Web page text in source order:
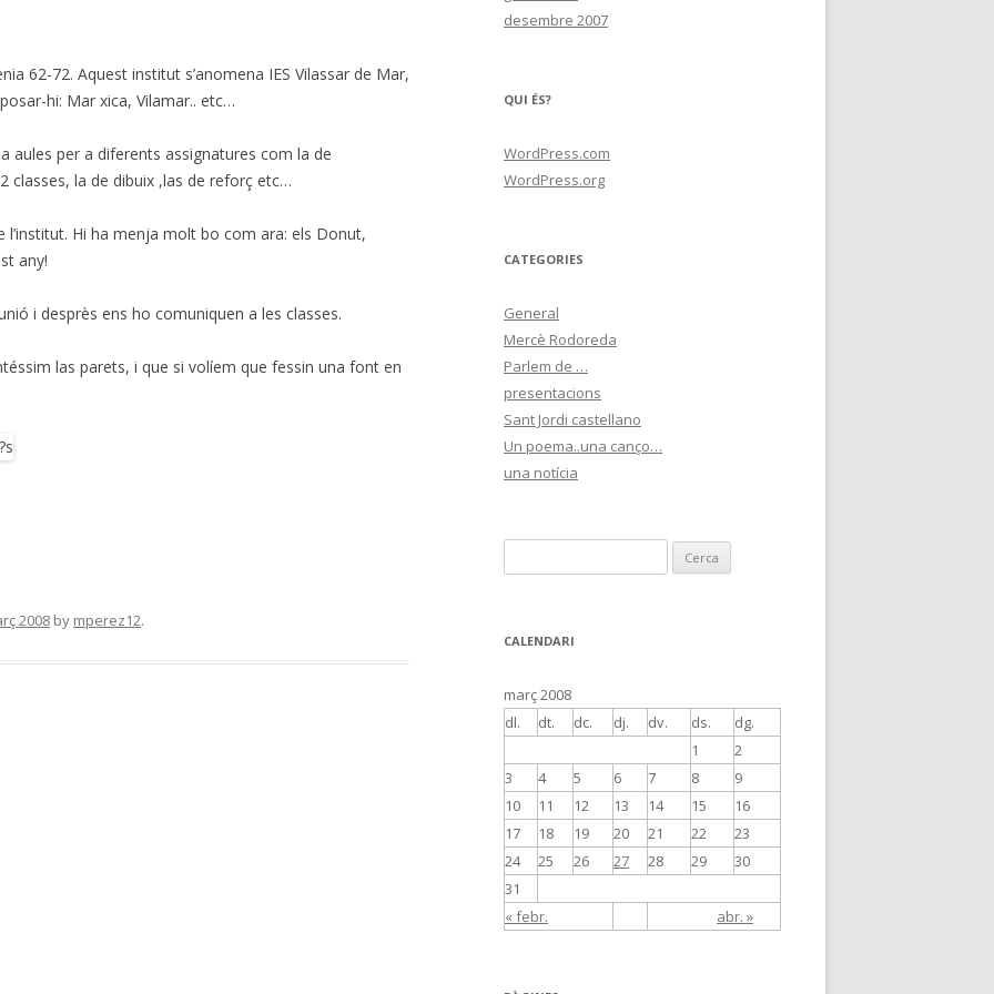
62-72. Aquest institut s’anomena IES Vilassar de Mar,
hi: Mar xica, Vilamar.. etc…
aules per a diferents assignatures com la de
classes, la de dibuix ,las de reforç etc…
Hi ha menja molt bo com ara: els Donut,
any!
i desprès ens ho comuniquen a les classes.
las parets, i que si volíem que fessin una font en
2008 by mperez12.
desembre 2007
QUI ÉS?
WordPress.com
WordPress.org
CATEGORIES
General
Mercè Rodoreda
Parlem de …
presentacions
Sant Jordi castellano
Un poema..una canço…
una notícia
e
c
CALENDARI
març 2008
dl.
dt. dc. dj. dv. ds. dg.
« febr. abr. »
1
2
3
4 5 6 7 8
9
10
11 12 13 14 15
16
17
18 19 20 21 22
23
24
25 26 27 28 29
30
31